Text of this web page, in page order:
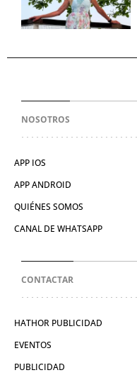
NOSOTROS
APP IOS
APP ANDROID
QUIÉNES SOMOS
CANAL DE WHATSAPP
CONTACTAR
HATHOR PUBLICIDAD
EVENTOS
PUBLICIDAD